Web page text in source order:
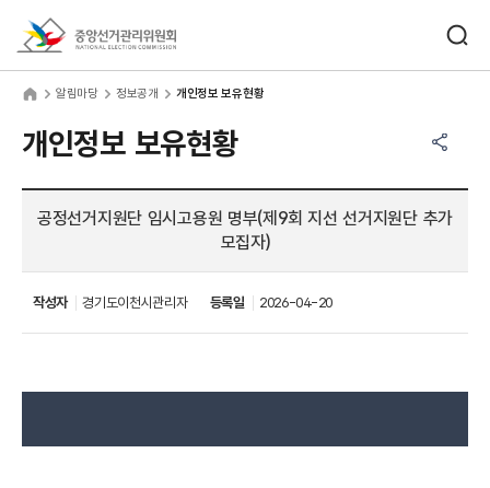
알림마당 정보공개 개인정보 보유현황
개인정보 보유현황
공정선거지원단 임시고용원 명부(제9회 지선 선거지원단 추가
모집자)
작성자 경기도이천시관리자 등록일 2026-04-20